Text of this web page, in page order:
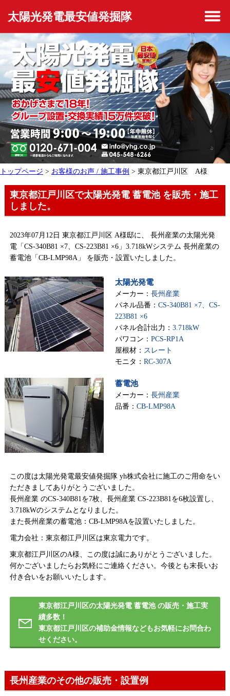
太陽光発電最安値発掘隊
トップページ > お客様のお声 / 施工事例 > 東京都江戸川区 A様
東京都江戸川区で太陽光発電 蓄電池 を販売・施工
しました。
2023年07月12日 東京都江戸川区 A様邸に、 長州産業の太陽光発
電「CS-340B81 ×7、CS-223B81 ×6」3.718kWシステム 長州産業の
蓄電池「CB-LMP98A」 を販売・設置いたしました。
太陽光発電
メーカー： 長州産業
パネル品番： CS-340B81 ×7、CS-
223B81 ×6
パネル合計出力： 3.718kW
パワコン： PCS-RP1A
屋根材： スレート
モニタ： RC-307A
蓄電池
メーカー： 長州産業
品番： CB-LMP98A
この度は太陽光発電最安値発掘隊 yh株式会社に施工のご用命をい
ただきましてありがとうございました。
長州産業 のCS-340B81を7枚、長州産業 CS-223B81を6枚設置し、
3.718kWのシステムとなりました。
また長州産業の蓄電池：CB-LMP98Aを設置いたしました。
電力会社：東京都江戸川区は東京電力です。
東京都江戸川区のA様、この度は誠にありがとうございました。
何かございましたらお気軽にご連絡ください。今後とも末長いお
付き合いをお願いいたします。
東京都江戸川区の太陽光発電 蓄電池 の販売・施工実
績多数！
東京都江戸川区の補助金情報などもお気軽にお問合わ
せください。
長州産業のその他の販売・設置例